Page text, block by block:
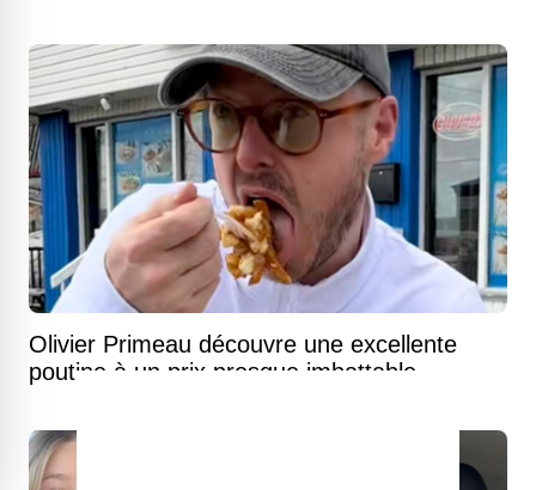
Olivier Primeau découvre une excellente
poutine à un prix presque imbattable